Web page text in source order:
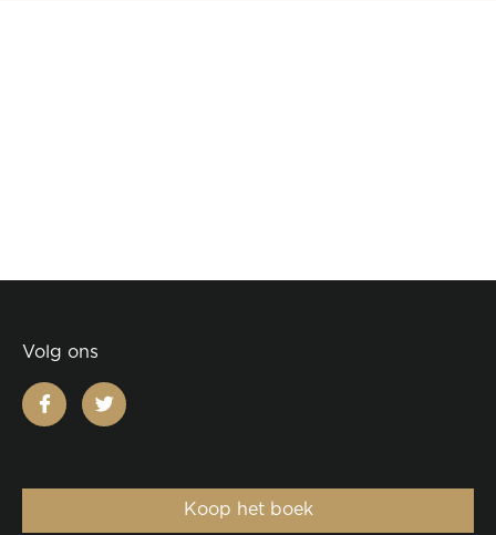
Volg ons
facebooktwitter
Koop het boek